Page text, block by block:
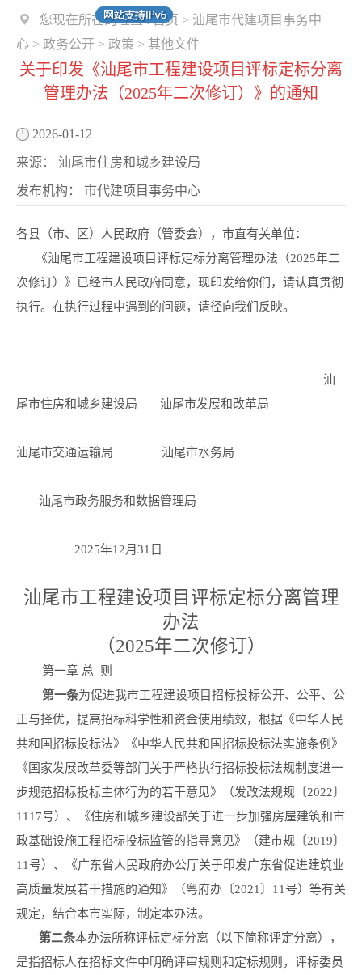
您现在所在的位置 :首页 > 汕尾市代建项目事务中
心 > 政务公开 > 政策 > 其他文件
关于印发《汕尾市工程建设项目评标定标分离
管理办法（2025年二次修订）》的通知
2026-01-12
来源： 汕尾市住房和城乡建设局
发布机构： 市代建项目事务中心
各县（市、区）人民政府（管委会），市直有关单位：
《汕尾市工程建设项目评标定标分离管理办法（2025年二
次修订）》已经市人民政府同意，现印发给你们，请认真贯彻
执行。在执行过程中遇到的问题，请径向我们反映。
汕
尾市住房和城乡建设局 汕尾市发展和改革局
汕尾市交通运输局 汕尾市水务局
汕尾市政务服务和数据管理局
2025年12月31日
汕尾市工程建设项目评标定标分离管理
办法
（2025年二次修订）
第一章 总 则
第一条为促进我市工程建设项目招标投标公开、公平、公
正与择优，提高招标科学性和资金使用绩效，根据《中华人民
共和国招标投标法》《中华人民共和国招标投标法实施条例》
《国家发展改革委等部门关于严格执行招标投标法规制度进一
步规范招标投标主体行为的若干意见》（发改法规规〔2022〕
1117号）、《住房和城乡建设部关于进一步加强房屋建筑和市
政基础设施工程招标投标监管的指导意见》（建市规〔2019〕
11号）、《广东省人民政府办公厅关于印发广东省促进建筑业
高质量发展若干措施的通知》（粤府办〔2021〕11号）等有关
规定，结合本市实际，制定本办法。
第二条本办法所称评标定标分离（以下简称评定分离），
是指招标人在招标文件中明确评审规则和定标规则，评标委员